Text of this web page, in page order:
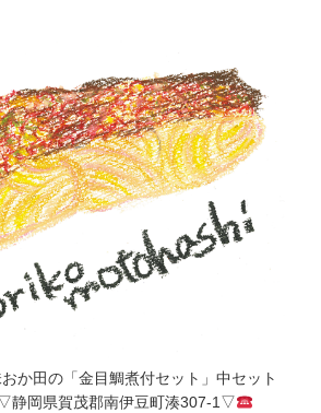
か田の「金目鯛煮付セット」中セット
静岡県賀茂郡南伊豆町湊307-1▽